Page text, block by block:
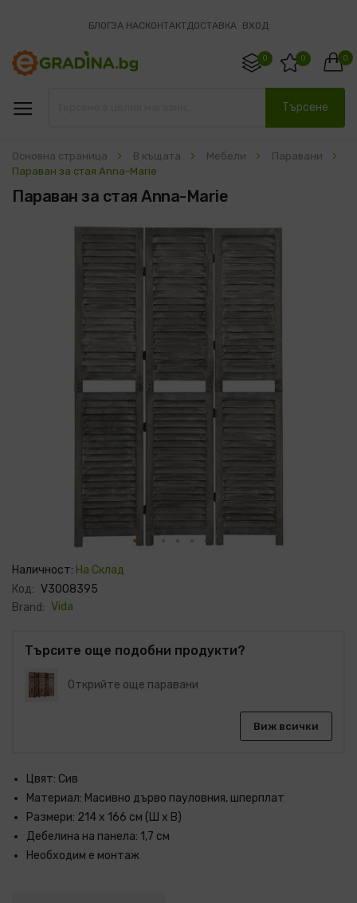
БЛОГЗА НАСКОНТАКТДОСТАВКА ВХОД
0
0 0
Търсене
Основна страница В къщата Мебели
Паравани
Параван за стая Anna-Marie
Параван за стая Anna-Marie
изображенията
към
на
галерия
със
Наличност: На Склад
Код: V3008395
Brand: Vida
Търсите още подобни продукти?
Открийте още паравани
Виж всички
Цвят: Сив
Материал: Масивно дърво пауловния, шперплат
Размери: 214 x 166 см (Ш x В)
Дебелина на панела: 1,7 см
Необходим е монтаж